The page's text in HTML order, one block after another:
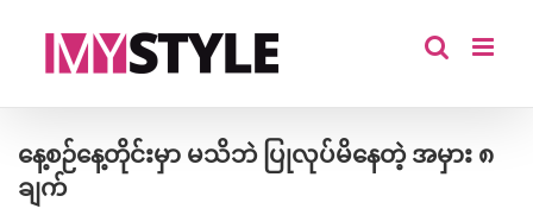
နေ့စဉ်နေ့တိုင်းမှာ မသိဘဲ ပြုလုပ်မိနေတဲ့ အမှား ၈
ချက်